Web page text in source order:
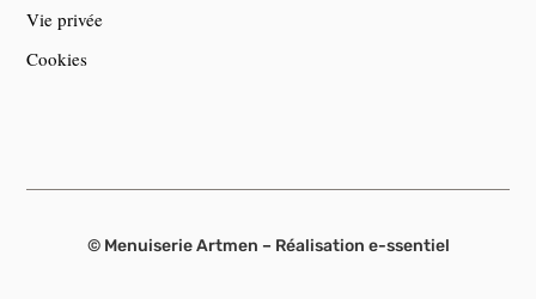
Vie privée
Cookies
© Menuiserie Artmen – Réalisation e-ssentiel